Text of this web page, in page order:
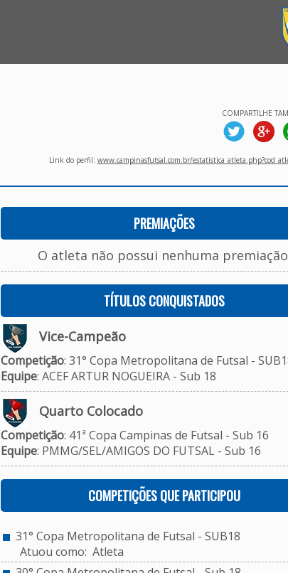
COMPARTILHE
Link do perfil: www.campinasfutsal.com.br/
PREMIAÇÕES
O atleta não possui nenhuma
TÍTULOS CONQUISTADOS
Vice-Campeão
Competição: 31° Copa Metropolitana de Futsal -
Equipe: ACEF ARTUR NOGUEIRA - Sub 18
Quarto Colocado
Competição: 41ª Copa Campinas de Futsal - Sub 16
Equipe: PMMG/SEL/AMIGOS DO FUTSAL - Sub 16
COMPETIÇÕES QUE PARTICIPOU
31° Copa Metropolitana de Futsal - SUB18
Atuou como: Atleta